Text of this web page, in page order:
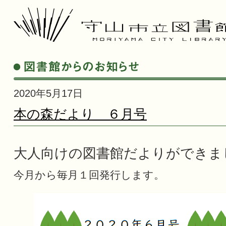
2020年5月17日
本の森だより ６月号
大人向けの図書館だよりができ
今月から毎月１回発行します。